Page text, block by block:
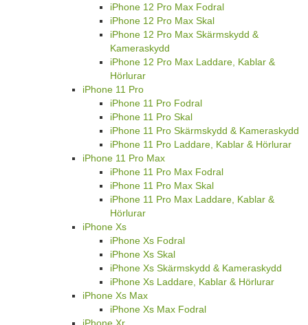
iPhone 12 Pro Max Fodral
iPhone 12 Pro Max Skal
iPhone 12 Pro Max Skärmskydd &
Kameraskydd
iPhone 12 Pro Max Laddare, Kablar &
Hörlurar
iPhone 11 Pro
iPhone 11 Pro Fodral
iPhone 11 Pro Skal
iPhone 11 Pro Skärmskydd & Kameraskydd
iPhone 11 Pro Laddare, Kablar & Hörlurar
iPhone 11 Pro Max
iPhone 11 Pro Max Fodral
iPhone 11 Pro Max Skal
iPhone 11 Pro Max Laddare, Kablar &
Hörlurar
iPhone Xs
iPhone Xs Fodral
iPhone Xs Skal
iPhone Xs Skärmskydd & Kameraskydd
iPhone Xs Laddare, Kablar & Hörlurar
iPhone Xs Max
iPhone Xs Max Fodral